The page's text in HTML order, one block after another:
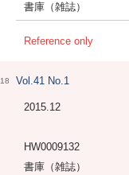
書庫（雑誌）
Reference only
18 Vol.41 No.1
2015.12
HW0009132
書庫（雑誌）